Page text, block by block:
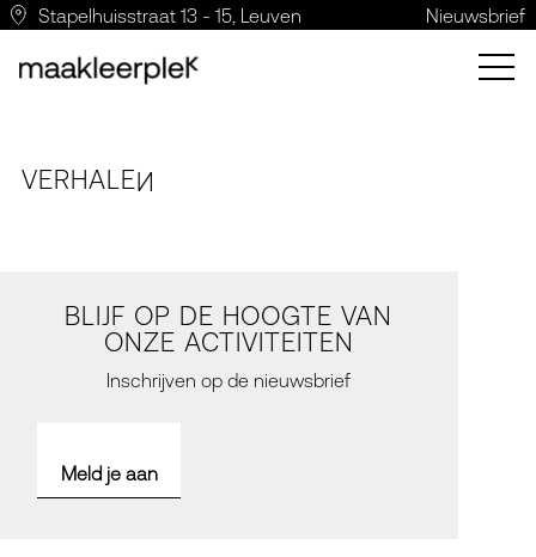
Stapelhuisstraat 13 - 15, Leuven Nieuwsbrief
VERHALEN
BLIJF OP DE HOOGTE VAN
ONZE ACTIVITEITEN
Inschrijven op de nieuwsbrief
Meld je aan